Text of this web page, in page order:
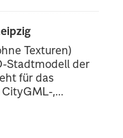
Texturen)
Stadtmodell der
für das
,...